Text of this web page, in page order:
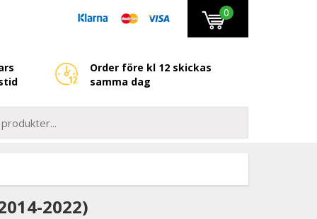
0
Order före kl 12 skickas
samma dag
2022)